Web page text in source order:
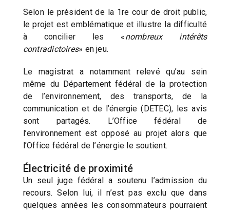
Selon le président de la 1re cour de droit public,
le projet est emblématique et illustre la difficulté
à concilier les «nombreux intérêts
contradictoires» en jeu.
Le magistrat a notamment relevé qu’au sein
même du Département fédéral de la protection
de l’environnement, des transports, de la
communication et de l’énergie (DETEC), les avis
sont partagés. L’Office fédéral de
l’environnement est opposé au projet alors que
l’Office fédéral de l’énergie le soutient.
Électricité de proximité
Un seul juge fédéral a soutenu l’admission du
recours. Selon lui, il n’est pas exclu que dans
quelques années les consommateurs pourraient